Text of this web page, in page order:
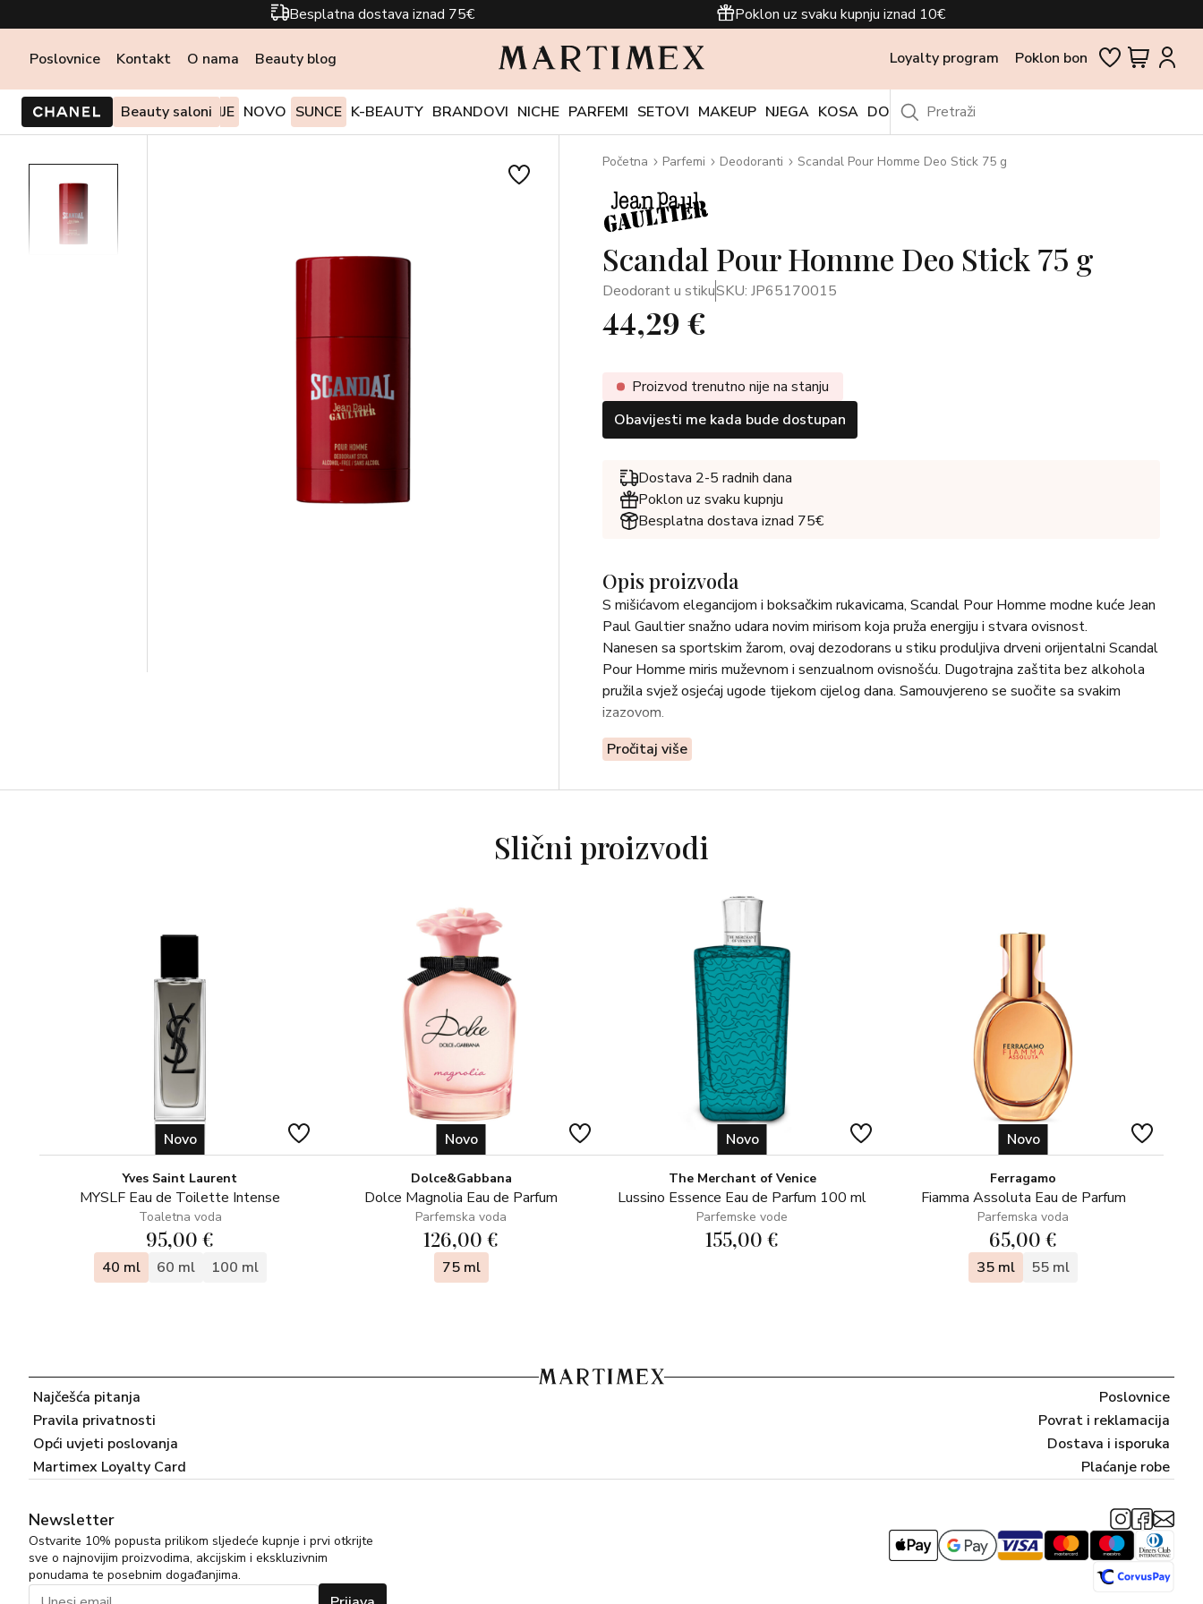
Besplatna dostava iznad 75€ Poklon uz svaku kupnju iznad 10€
Poslovnice Kontakt O nama Beauty blog Loyalty program Poklon bon
Beauty saloni
PONUDE I AKCIJE NOVO SUNCE K-BEAUTY BRANDOVI NICHE PARFEMI SETOVI MAKEUP NJEGA KOSA DODACI OUTLET
Početna Parfemi Deodoranti Scandal Pour Homme Deo Stick 75 g
Scandal Pour Homme Deo Stick 75 g
Deodorant u stikuSKU: JP65170015
44,29 €
Proizvod trenutno nije na stanju
Obavijesti me kada bude dostupan
Dostava 2-5 radnih dana
Poklon uz svaku kupnju
Besplatna dostava iznad 75€
Opis proizvoda
S mišićavom elegancijom i boksačkim rukavicama, Scandal Pour Homme modne kuće Jean
Paul Gaultier snažno udara novim mirisom koja pruža energiju i stvara ovisnost.
Nanesen sa sportskim žarom, ovaj dezodorans u stiku produljiva drveni orijentalni Scandal
Pour Homme miris muževnom i senzualnom ovisnošću. Dugotrajna zaštita bez alkohola
pružila svjež osjećaj ugode tijekom cijelog dana. Samouvjereno se suočite sa svakim
izazovom.
Pročitaj više
Slični proizvodi
Novo
Yves Saint Laurent
MYSLF Eau de Toilette Intense
Toaletna voda
95,00 €
40 ml 60 ml 100 ml
Novo
Dolce&Gabbana
Dolce Magnolia Eau de Parfum
Parfemska voda
126,00 €
75 ml
Novo
The Merchant of Venice
Lussino Essence Eau de Parfum 100 ml
Parfemske vode
155,00 €
Novo
Ferragamo
Fiamma Assoluta Eau de Parfum
Parfemska voda
65,00 €
35 ml 55 ml
Najčešća pitanja
Pravila privatnosti
Opći uvjeti poslovanja
Martimex Loyalty Card
Poslovnice
Povrat i reklamacija
Dostava i isporuka
Plaćanje robe
Newsletter
Ostvarite 10% popusta prilikom sljedeće kupnje i prvi otkrijte
sve o najnovijim proizvodima, akcijskim i ekskluzivnim
ponudama te posebnim događanjima.